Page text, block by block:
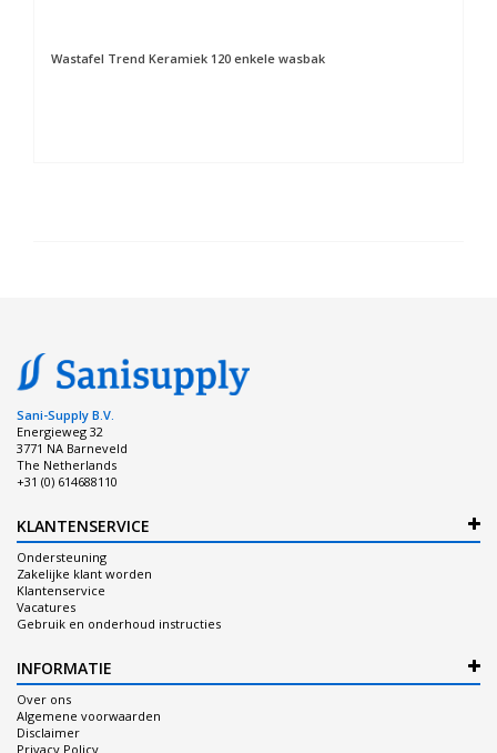
Wastafel Trend Keramiek 120 enkele wasbak
Sani-Supply B.V.
Energieweg 32
3771 NA Barneveld
The Netherlands
+31 (0) 614688110
KLANTENSERVICE
Ondersteuning
Zakelijke klant worden
Klantenservice
Vacatures
Gebruik en onderhoud instructies
INFORMATIE
Over ons
Algemene voorwaarden
Disclaimer
Privacy Policy